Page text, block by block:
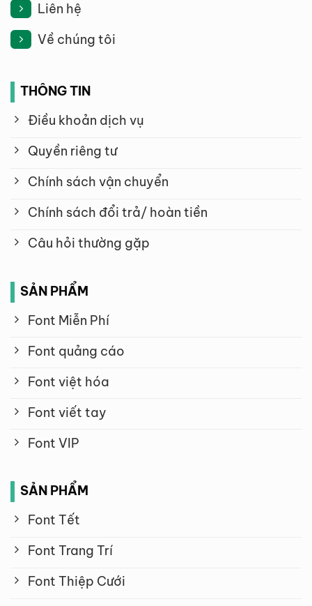
Liên hệ
Về chúng tôi
THÔNG TIN
Điều khoản dịch vụ
Quyền riêng tư
Chính sách vận chuyển
Chính sách đổi trả/ hoàn tiền
Câu hỏi thường gặp
SẢN PHẨM
Font Miễn Phí
Font quảng cáo
Font việt hóa
Font viết tay
Font VIP
SẢN PHẨM
Font Tết
Font Trang Trí
Font Thiệp Cưới